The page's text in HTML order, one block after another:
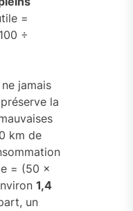
=
÷
jamais
la
km de
= (50 ×
1,4
un